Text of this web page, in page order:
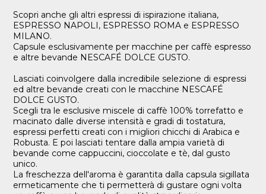
Scopri anche gli altri espressi di ispirazione italiana,
ESPRESSO NAPOLI, ESPRESSO ROMA e ESPRESSO
MILANO.
Capsule esclusivamente per macchine per caffè espresso
e altre bevande NESCAFÉ DOLCE GUSTO.
Lasciati coinvolgere dalla incredibile selezione di espressi
ed altre bevande creati con le macchine NESCAFÉ
DOLCE GUSTO.
Scegli tra le esclusive miscele di caffè 100% torrefatto e
macinato dalle diverse intensità e gradi di tostatura,
espressi perfetti creati con i migliori chicchi di Arabica e
Robusta. E poi lasciati tentare dalla ampia varietà di
bevande come cappuccini, cioccolate e tè, dal gusto
unico.
La freschezza dell'aroma è garantita dalla capsula sigillata
ermeticamente che ti permetterà di gustare ogni volta